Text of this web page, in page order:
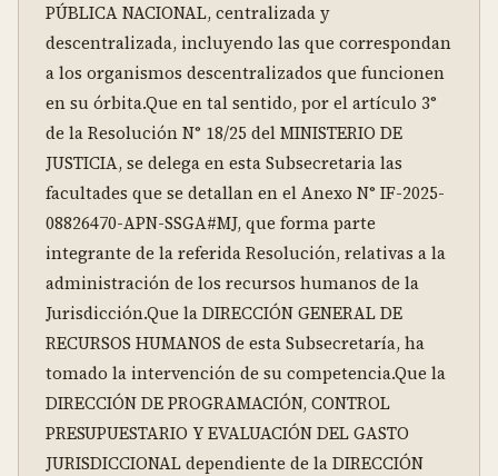
PÚBLICA NACIONAL, centralizada y
descentralizada, incluyendo las que correspondan
a los organismos descentralizados que funcionen
en su órbita.Que en tal sentido, por el artículo 3°
de la Resolución N° 18/25 del MINISTERIO DE
JUSTICIA, se delega en esta Subsecretaria las
facultades que se detallan en el Anexo N° IF-2025-
08826470-APN-SSGA#MJ, que forma parte
integrante de la referida Resolución, relativas a la
administración de los recursos humanos de la
Jurisdicción.Que la DIRECCIÓN GENERAL DE
RECURSOS HUMANOS de esta Subsecretaría, ha
tomado la intervención de su competencia.Que la
DIRECCIÓN DE PROGRAMACIÓN, CONTROL
PRESUPUESTARIO Y EVALUACIÓN DEL GASTO
JURISDICCIONAL dependiente de la DIRECCIÓN